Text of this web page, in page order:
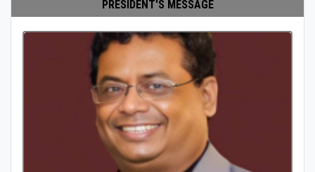
PRESIDENT'S MESSAGE